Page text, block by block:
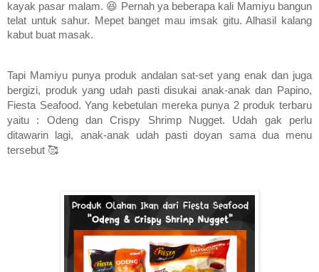
kayak pasar malam. 😆 Pernah ya beberapa kali Mamiyu bangun
telat untuk sahur. Mepet banget mau imsak gitu. Alhasil kalang
kabut buat masak.
Tapi Mamiyu punya produk andalan sat-set yang enak dan juga
bergizi, produk yang udah pasti disukai anak-anak dan Papino,
Fiesta Seafood. Yang kebetulan mereka punya 2 produk terbaru
yaitu : Odeng dan Crispy Shrimp Nugget. Udah gak perlu
ditawarin lagi, anak-anak udah pasti doyan sama dua menu
tersebut 🥰